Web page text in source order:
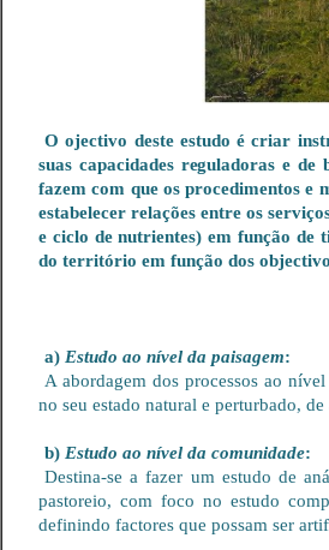
O ojectivo deste estudo é criar
suas capacidades reguladoras e
fazem com que os procedimentos e
estabelecer relações entre os
e ciclo de nutrientes) em função de
do território em função dos
a) Estudo ao nível da paisagem:
A abordagem dos processos ao
no seu estado natural e perturbado,
b) Estudo ao nível da comunidade:
Destina-se a fazer um estudo de
pastoreio, com foco no estudo
definindo factores que possam ser